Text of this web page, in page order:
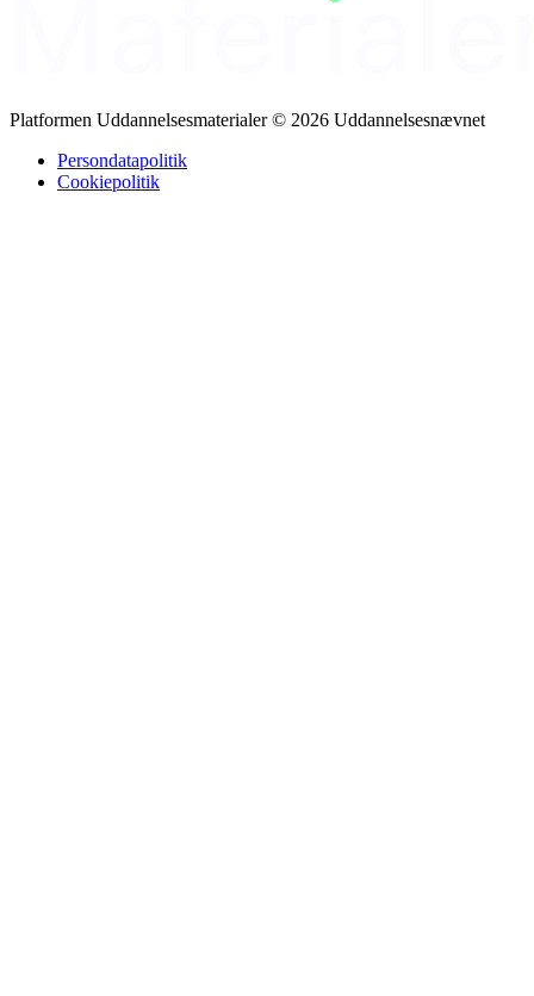
Platformen Uddannelsesmaterialer © 2026 Uddannelsesnævnet
Persondatapolitik
Cookiepolitik